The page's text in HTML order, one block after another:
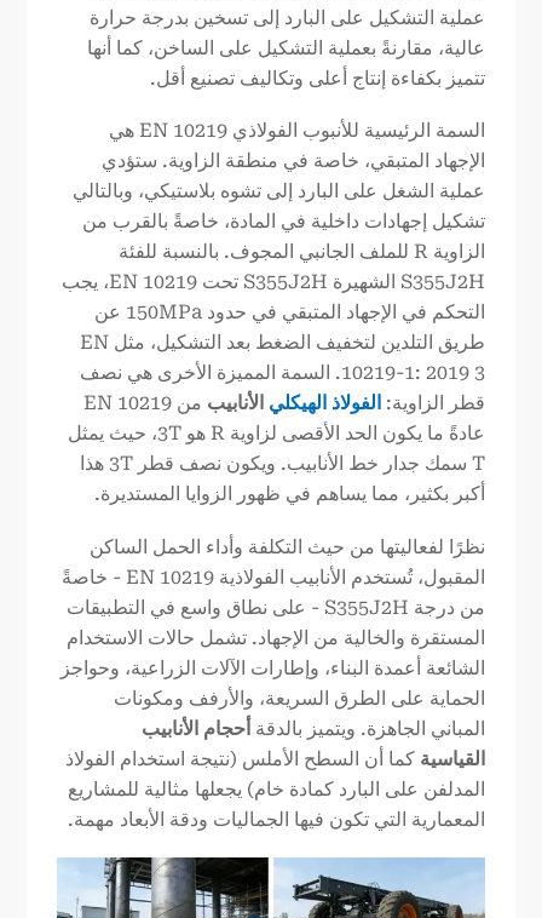
عملية التشكيل على البارد إلى تسخين بدرجة حرارة
عالية، مقارنةً بعملية التشكيل على الساخن، كما أنها
تتميز بكفاءة إنتاج أعلى وتكاليف تصنيع أقل.
السمة الرئيسية للأنبوب الفولاذي EN 10219 هي
الإجهاد المتبقي، خاصة في منطقة الزاوية. ستؤدي
عملية الشغل على البارد إلى تشوه بلاستيكي، وبالتالي
تشكيل إجهادات داخلية في المادة، خاصةً بالقرب من
الزاوية R للملف الجانبي المجوف. بالنسبة للفئة
S355J2H الشهيرة S355J2H تحت EN 10219، يجب
التحكم في الإجهاد المتبقي في حدود 150MPa عن
طريق التلدين لتخفيف الضغط بعد التشكيل، مثل EN
10219-1: 2019 3. السمة المميزة الأخرى هي نصف
قطر الزاوية: الفولاذ الهيكلي الأنابيب
من EN 10219
عادةً ما يكون الحد الأقصى لزاوية R هو 3T، حيث يمثل
T سمك جدار خط الأنابيب. ويكون نصف قطر 3T هذا
أكبر بكثير، مما يساهم في ظهور الزوايا المستديرة.
نظرًا لفعاليتها من حيث التكلفة وأداء الحمل الساكن
المقبول، تُستخدم الأنابيب الفولاذية EN 10219 - خاصةً
من درجة S355J2H - على نطاق واسع في التطبيقات
المستقرة والخالية من الإجهاد. تشمل حالات الاستخدام
الشائعة أعمدة البناء، وإطارات الآلات الزراعية، وحواجز
الحماية على الطرق السريعة، والأرفف ومكونات
المباني الجاهزة. ويتميز بالدقة أحجام الأنابيب
القياسية كما أن السطح الأملس (نتيجة استخدام الفولاذ
المدلفن على البارد كمادة خام) يجعلها مثالية للمشاريع
المعمارية التي تكون فيها الجماليات ودقة الأبعاد مهمة.